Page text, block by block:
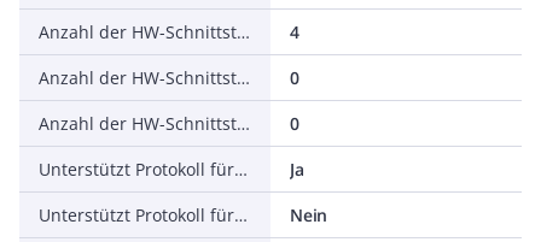
Anzahl der HW-Schnittstellen USB
4
Anzahl der HW-Schnittstellen parallel
0
Anzahl der HW-Schnittstellen Wireless
0
Unterstützt Protokoll für TCP/IP
Ja
Unterstützt Protokoll für PROFIBUS
Nein